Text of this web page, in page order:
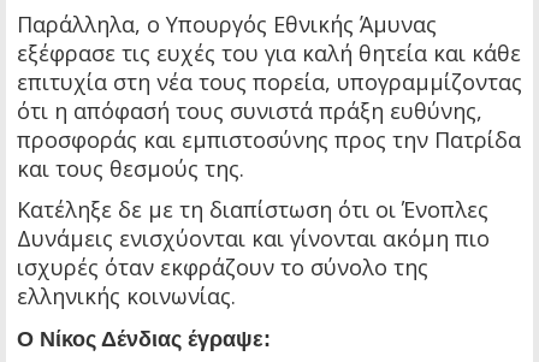
Παράλληλα, ο Υπουργός Εθνικής Άμυνας
εξέφρασε τις ευχές του για καλή θητεία και κάθε
επιτυχία στη νέα τους πορεία, υπογραμμίζοντας
ότι η απόφασή τους συνιστά πράξη ευθύνης,
προσφοράς και εμπιστοσύνης προς την Πατρίδα
και τους θεσμούς της.
Κατέληξε δε με τη διαπίστωση ότι οι Ένοπλες
Δυνάμεις ενισχύονται και γίνονται ακόμη πιο
ισχυρές όταν εκφράζουν το σύνολο της
ελληνικής κοινωνίας.
Ο Νίκος Δένδιας έγραψε: